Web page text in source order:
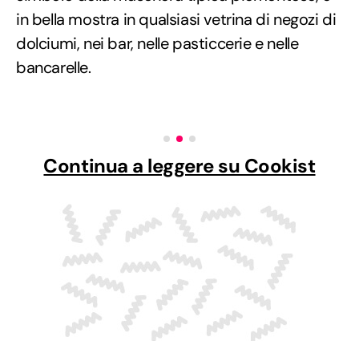
in bella mostra in qualsiasi vetrina di negozi di
dolciumi, nei bar, nelle pasticcerie e nelle
bancarelle.
Continua a leggere su Cookist